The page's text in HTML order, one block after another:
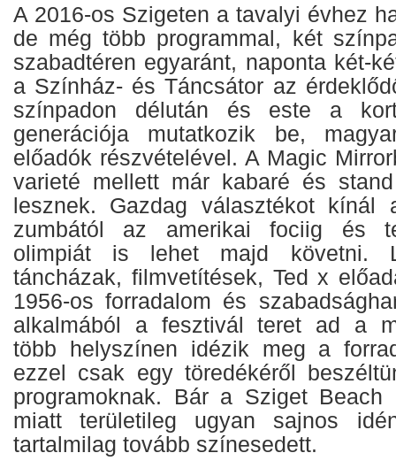
A 2016-os Szigeten a tavalyi évhez
de még több programmal, két
szabadtéren egyaránt, naponta két-
a Színház- és Táncsátor az
színpadon délután és este a
generációja mutatkozik be,
előadók részvételével. A Magic
varieté mellett már kabaré és
lesznek. Gazdag választékot kínál
zumbától az amerikai fociig és
olimpiát is lehet majd követni.
táncházak, filmvetítések, Ted x
1956-os forradalom és
alkalmából a fesztivál teret ad a
több helyszínen idézik meg a
ezzel csak egy töredékéről
programoknak. Bár a Sziget
miatt területileg ugyan sajnos
tartalmilag tovább színesedett.